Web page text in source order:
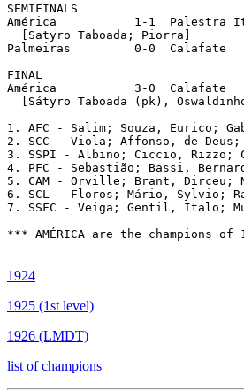
SEMIFINALS
América           1-1  Palestra
  [Satyro Taboada; Piorra]
Palmeiras	  0-0  Calafate		(0-1 corner kicks)
FINAL
América		  3-0  Calafate
[Sátyro Taboada (pk),
1. AFC - Salim; Souza, Eurico;
2. SCC - Viola; Affonso, de
3. SSPI - Albino; Ciccio, Rizzo;
4. PFC - Sebastião; Bassi,
5. CAM - Orville; Brant, Dirceu;
6. SCL - Floros; Mário, Sylvio;
7. SSFC - Veiga; Gentil, Italo;
*** AMÉRICA are the champions
1924
1925 (1st level)
1926 (LMDT)
list of champions